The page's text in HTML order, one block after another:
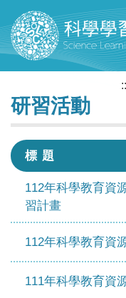
研習活動
標 題
112年科學教育資
習計畫
112年科學教育資
111年科學教育資